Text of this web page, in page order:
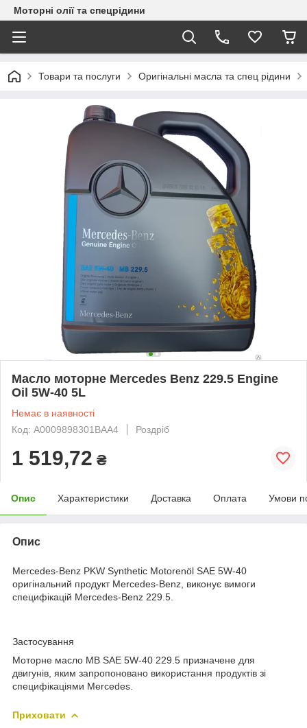
Моторні олії та спецрідини
Товари та послуги Оригінальні масла та спец рідини
Масло моторне Mercedes Benz 229.5 Engine
Oil 5W-40 5L
Немає в наявності
Код: A0009898301BAA4
Роздріб
1 519,72 ₴
Опис Характеристики Доставка Оплата Умови
Опис
Mercedes-Benz PKW Synthetic Motorenöl SAE 5W-40
оригінальний продукт Mercedes-Benz, виконує вимоги
специфікацій Mercedes-Benz 229.5.
Застосування
Моторне масло MB SAE 5W-40 229.5 призначене для
двигунів, яким запропоновано використання продуктів зі
специфікаціями Mercedes.
Приховати